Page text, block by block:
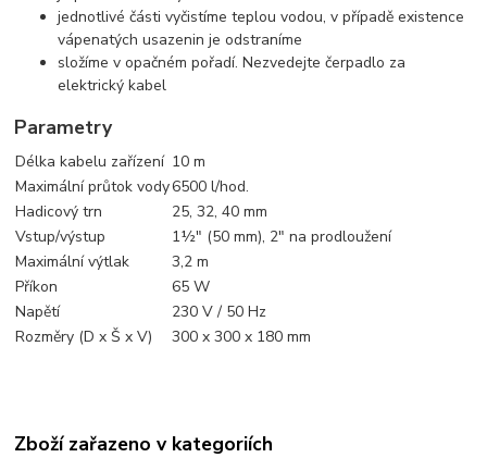
jednotlivé části vyčistíme teplou vodou, v případě existence
vápenatých usazenin je odstraníme
složíme v opačném pořadí. Nezvedejte čerpadlo za
elektrický kabel
Parametry
Délka kabelu zařízení 10 m
Maximální průtok vody6500 l/hod.
Hadicový trn
25, 32, 40 mm
Vstup/výstup
1½" (50 mm), 2" na prodloužení
Maximální výtlak
3,2 m
Příkon
65 W
Napětí
230 V / 50 Hz
Rozměry (D x Š x V)
300 x 300 x 180 mm
Zboží zařazeno v kategoriích